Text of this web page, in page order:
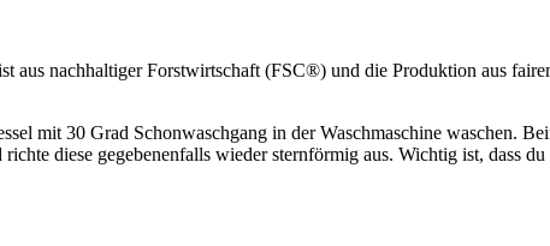
aus nachhaltiger Forstwirtschaft (FSC®) und die Produktion aus
mit 30 Grad Schonwaschgang in der Waschmaschine waschen.
diese gegebenenfalls wieder sternförmig aus. Wichtig ist, dass